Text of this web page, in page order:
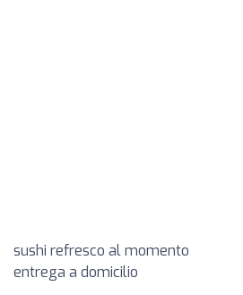
sushi refresco al momento
entrega a domicilio